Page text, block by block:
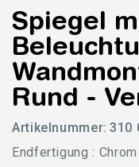
Spiegel
Rund -
Artikelnummer: 310
Endfertigung : Chrom